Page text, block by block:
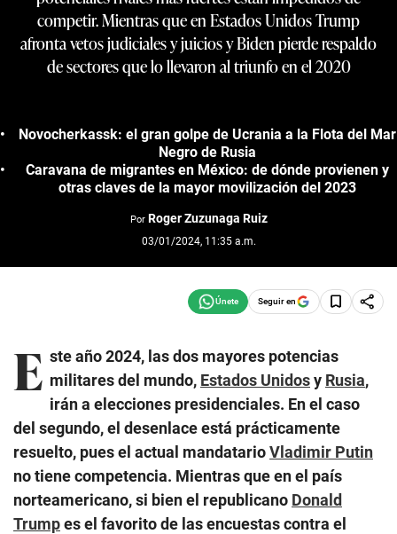
competir. Mientras que en Estados Unidos Trump
afronta vetos judiciales y juicios y Biden pierde respaldo
de sectores que lo llevaron al triunfo en el 2020
Novocherkassk: el gran golpe de Ucrania a la Flota del Mar
Negro de Rusia
Caravana de migrantes en México: de dónde provienen y
otras claves de la mayor movilización del 2023
Por Roger Zuzunaga Ruiz
03/01/2024, 11:35 a.m.
Seguir en
E ste año 2024, las dos mayores potencias
militares del mundo, Estados Unidosy Rusia,
irán a elecciones presidenciales. En el caso
del segundo, el desenlace está prácticamente
resuelto, pues el actual mandatarioVladimir Putin
no tiene competencia. Mientras que en el país
norteamericano, si bien el republicano Donald
Trumpes el favorito de las encuestas contra el